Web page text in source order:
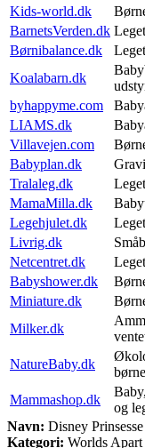
Kids-world.dk
BarnetsVerden.dk
Børnibalance.dk
Koalabarn.dk
byhappyme.com
LIAMS.dk
Villavejen.com
Babyplan.dk
Tralaleg.dk
MamaMilla.dk
Legehjulet.dk
Livrig.dk
Netcentret.dk
Babyshower.dk
Miniature.dk
Milker.dk
NatureBaby.dk
Mammashop.dk
og
Navn: Disney
Kategori: Worlds